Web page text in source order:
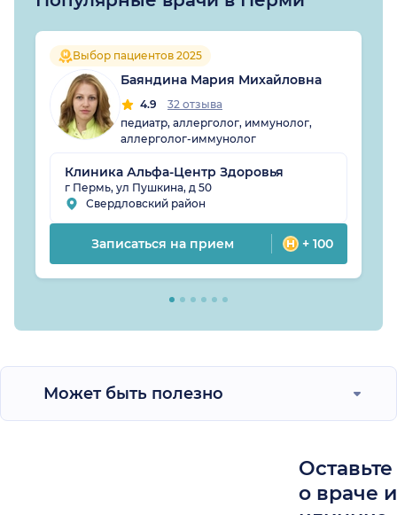
Выбор пациентов 2025
Баяндина Мария Михайловна
4.9
32 отзыва
педиатр, аллерголог, иммунолог,
аллерголог-иммунолог
Клиника Альфа-Центр Здоровья
г Пермь, ул Пушкина, д 50
Свердловский район
Записаться на прием + 100
Может быть полезно
о враче